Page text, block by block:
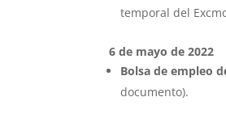
temporal del
6 de mayo de 2022
Bolsa de empleo
documento).